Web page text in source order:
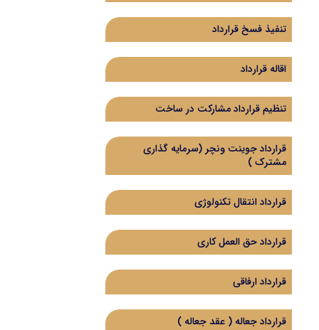
تنفیذ فسخ قرارداد
اقاله قرارداد
تنظیم قرارداد مشارکت در ساخت
قرارداد جوینت ونچر (سرمایه گذاری
مشترک )
قرارداد انتقال تکنولوژی
قرارداد حق العمل کاری
قرارداد ارفاقی
قرارداد جعاله ( عقد جعاله )